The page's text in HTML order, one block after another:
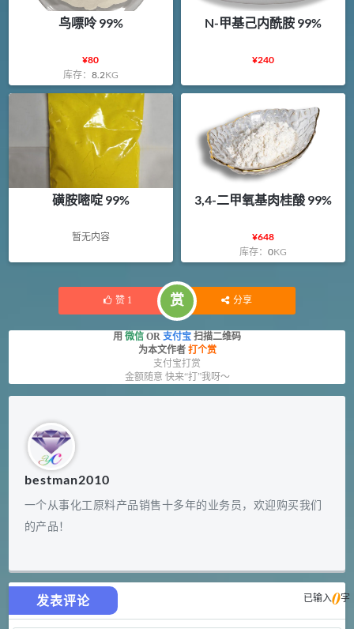
鸟嘌呤 99%
¥80
库存： 8.2KG
N-甲基己内酰胺 99%
¥240
磺胺嘧啶 99%
暂无内容
3,4-二甲氧基肉桂酸 99%
¥648
库存：0KG
赞 1 赏 分享
用 微信 OR 支付宝 扫描二维码
为本文作者 打个赏
支付宝打赏
金额随意 快来“打”我呀～
bestman2010
一个从事化工原料产品销售十多年的业务员，欢迎购买我们
的产品！
发表评论 已输入0字